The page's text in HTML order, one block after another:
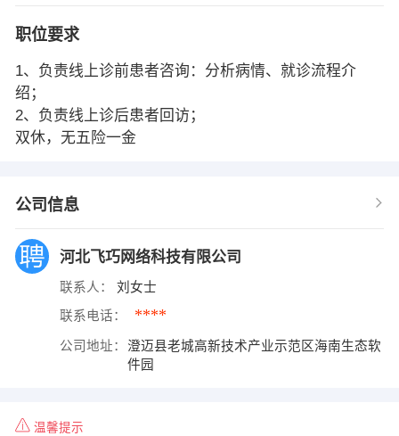
职位要求
1、负责线上诊前患者咨询：分析病情、就诊流程介
绍；
2、负责线上诊后患者回访；
双休，无五险一金
公司信息
河北飞巧网络科技有限公司
联系人： 刘女士
联系电话： ****
公司地址：
澄迈县老城高新技术产业示范区海南生态软
件园
温馨提示